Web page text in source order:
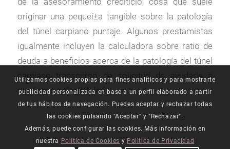
originar una pequeí±a tangible sobre la patologí­a
del túnel carpiano puntaje. Algunos prestamistas
igualmente incluyen la calculadora sobre ratio de
deuda a beneficios acerca de la patologí­a del túnel
carpiano transcurso de solicitud de ayudarle a
precisar su elegibilidad.
Utilizamos cookies propias para fines analíticos y para mostrarte
publicidad personalizada en base a un perfil elaborado a partir
de tus hábitos de navegación. Puedes aceptar y rechazar todas
las cookies pulsando "Aceptar" y "Rechazar".
Además, puede configurar las cookies. Más información en
nuestra Política de Cookies y Política de Privacidad